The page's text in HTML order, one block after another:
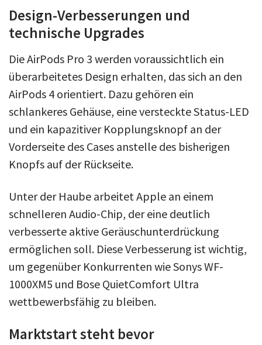
Design-Verbesserungen und
technische Upgrades
Die AirPods Pro 3 werden voraussichtlich ein
überarbeitetes Design erhalten, das sich an den
AirPods 4 orientiert. Dazu gehören ein
schlankeres Gehäuse, eine versteckte Status-LED
und ein kapazitiver Kopplungsknopf an der
Vorderseite des Cases anstelle des bisherigen
Knopfs auf der Rückseite.
Unter der Haube arbeitet Apple an einem
schnelleren Audio-Chip, der eine deutlich
verbesserte aktive Geräuschunterdrückung
ermöglichen soll. Diese Verbesserung ist wichtig,
um gegenüber Konkurrenten wie Sonys WF-
1000XM5 und Bose QuietComfort Ultra
wettbewerbsfähig zu bleiben.
Marktstart steht bevor